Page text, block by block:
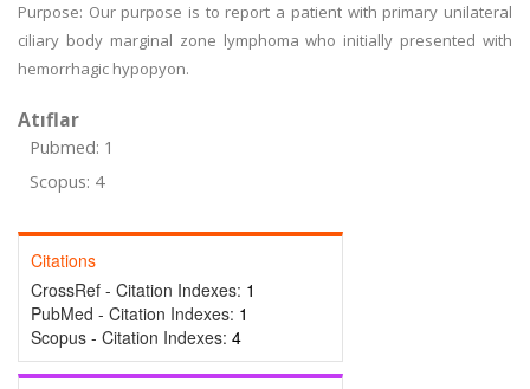
Purpose: Our purpose is to report a patient with primary unilateral
ciliary body marginal zone lymphoma who initially presented with
hemorrhagic hypopyon.
Atıflar
Pubmed: 1
Scopus: 4
Citations
CrossRef - Citation Indexes: 1
PubMed - Citation Indexes: 1
Scopus - Citation Indexes: 4